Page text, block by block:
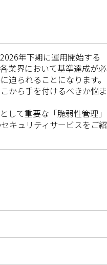
年下期に運用開始する
業界において基準達成が必
られることになります。
から手を付けるべきか悩ま
して重要な「脆弱性管理」
キュリティサービスをご紹